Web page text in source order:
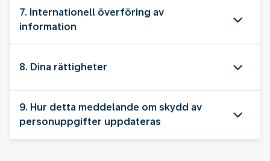
7. Internationell överföring av
information
8. Dina rättigheter
9. Hur detta meddelande om skydd av
personuppgifter uppdateras